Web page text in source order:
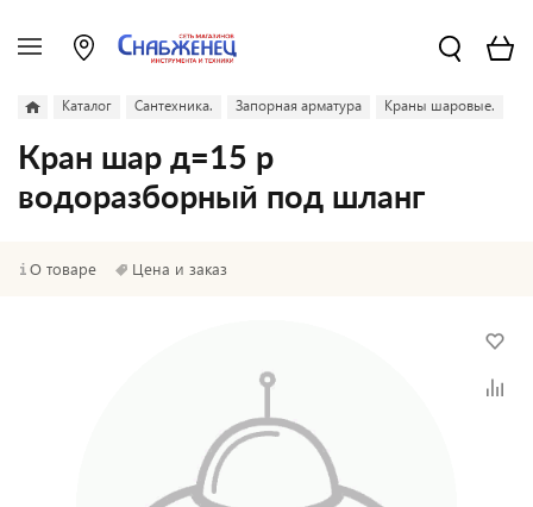
Каталог Сантехника. Запорная арматура Краны шаровые.
Кран шар д=15 р
водоразборный под шланг
О товаре Цена и заказ